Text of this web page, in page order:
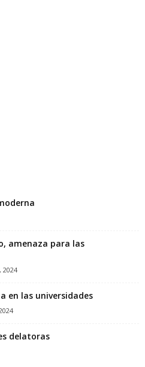
amenaza para las
en las universidades
delatoras